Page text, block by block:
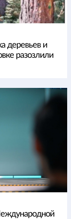
деревьев и
разозлили